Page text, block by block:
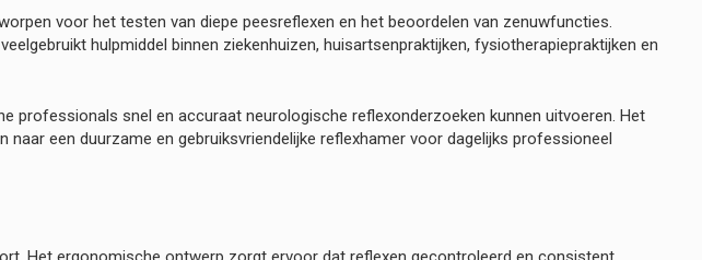
voor het testen van diepe peesreflexen en het beoordelen van zenuwfuncties.
hulpmiddel binnen ziekenhuizen, huisartsenpraktijken, fysiotherapiepraktijken en
professionals snel en accuraat neurologische reflexonderzoeken kunnen uitvoeren. Het
een duurzame en gebruiksvriendelijke reflexhamer voor dagelijks professioneel